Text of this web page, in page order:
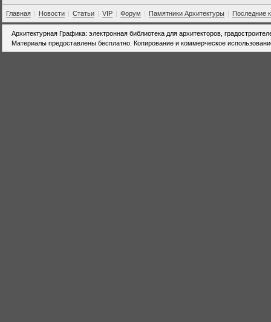
Главная | Новости | Статьи | VIP | Форум | Памятники Архитектуры | Последние
Архитектурная Графика: электронная библиотека для архитекторов,
Материалы предоставлены бесплатно. Копирование и коммерческое